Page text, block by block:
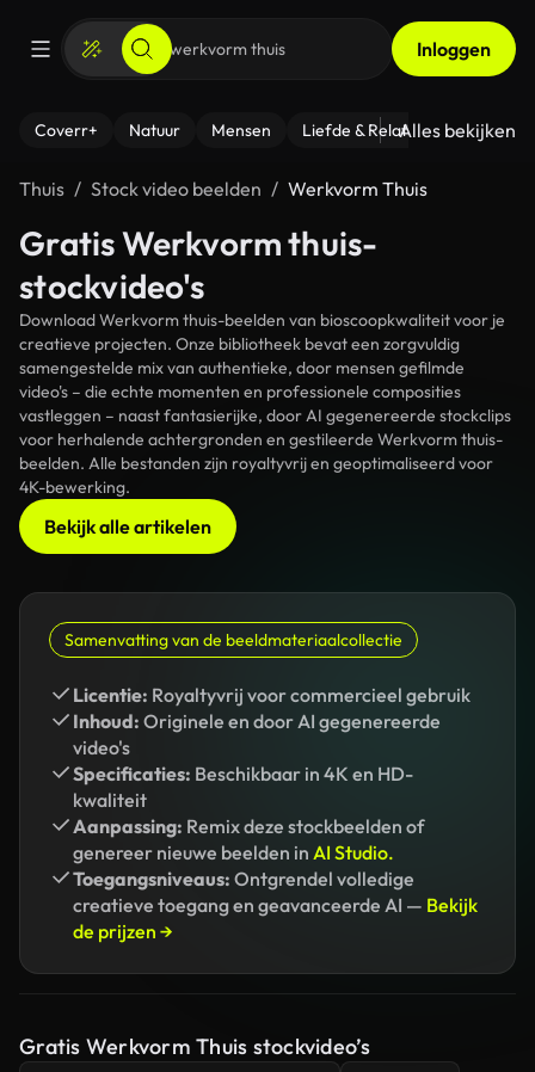
Inloggen
Coverr+ Natuur Mensen Liefde & Relaties - Fitness
Alles bekijken
Thuis Stock video beelden Werkvorm Thuis
Gratis Werkvorm thuis-
stockvideo's
Download Werkvorm thuis-beelden van bioscoopkwaliteit voor je
creatieve projecten. Onze bibliotheek bevat een zorgvuldig
samengestelde mix van authentieke, door mensen gefilmde
video's – die echte momenten en professionele composities
vastleggen – naast fantasierijke, door AI gegenereerde stockclips
voor herhalende achtergronden en gestileerde Werkvorm thuis-
beelden. Alle bestanden zijn royaltyvrij en geoptimaliseerd voor
4K-bewerking.
Bekijk alle artikelen
Samenvatting van de beeldmateriaalcollectie
Licentie: Royaltyvrij voor commercieel gebruik
Inhoud: Originele en door AI gegenereerde
video's
Specificaties: Beschikbaar in 4K en HD-
kwaliteit
Aanpassing: Remix deze stockbeelden of
genereer nieuwe beelden in AI Studio.
Toegangsniveaus: Ontgrendel volledige
creatieve toegang en geavanceerde AI — Bekijk
de prijzen →
Gratis Werkvorm Thuis stockvideo’s